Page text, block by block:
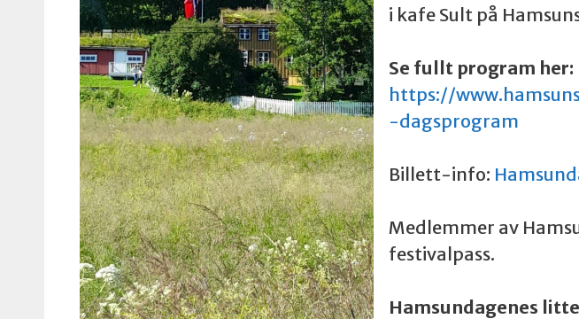
i kafe Sult på
Se fullt program her:
https://
-dagsprogram
Billett-info:
Medlemmer av
festivalpass.
Hamsundagenes